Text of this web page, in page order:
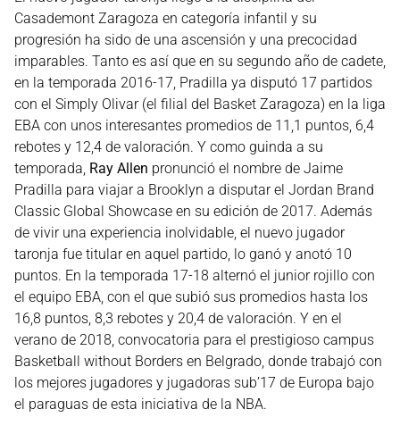
Casademont Zaragoza en categoría infantil y su
progresión ha sido de una ascensión y una precocidad
imparables. Tanto es así que en su segundo año de cadete,
en la temporada 2016-17, Pradilla ya disputó 17 partidos
con el Simply Olivar (el filial del Basket Zaragoza) en la liga
EBA con unos interesantes promedios de 11,1 puntos, 6,4
rebotes y 12,4 de valoración. Y como guinda a su
temporada, Ray Allen pronunció el nombre de Jaime
Pradilla para viajar a Brooklyn a disputar el Jordan Brand
Classic Global Showcase en su edición de 2017. Además
de vivir una experiencia inolvidable, el nuevo jugador
taronja fue titular en aquel partido, lo ganó y anotó 10
puntos. En la temporada 17-18 alternó el junior rojillo con
el equipo EBA, con el que subió sus promedios hasta los
16,8 puntos, 8,3 rebotes y 20,4 de valoración. Y en el
verano de 2018, convocatoria para el prestigioso campus
Basketball without Borders en Belgrado, donde trabajó con
los mejores jugadores y jugadoras sub’17 de Europa bajo
el paraguas de esta iniciativa de la NBA.